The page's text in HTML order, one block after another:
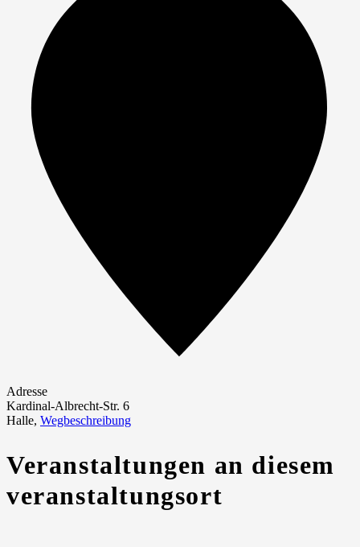
Adresse
Kardinal-Albrecht-Str. 6
Halle, Wegbeschreibung
Veranstaltungen an diesem
veranstaltungsort